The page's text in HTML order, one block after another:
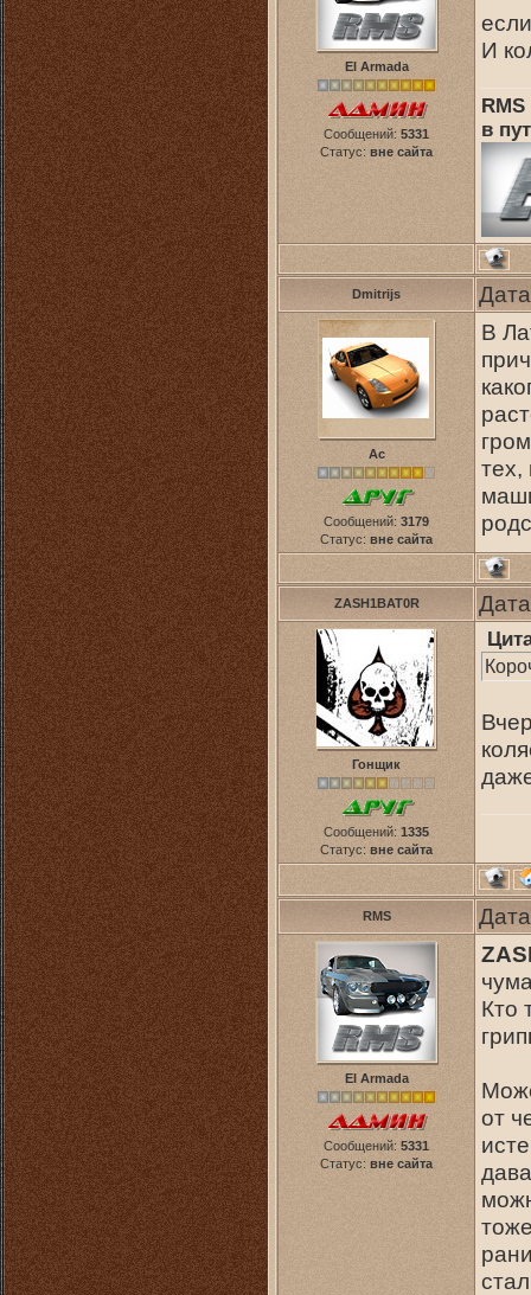
El Armada
Сообщений: 5331
Статус: вне сайта
И
в
Dmitrijs
Ас
Сообщений: 3179
Статус: вне сайта
В
тех,
ZASH1BAT0R
Гонщик
Сообщений: 1335
Статус: вне сайта
RMS
El Armada
Сообщений: 5331
Статус: вне сайта
Кто
от